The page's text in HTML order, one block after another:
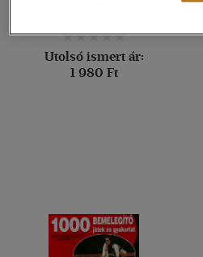
Utolsó ismert ár:
1 980 Ft